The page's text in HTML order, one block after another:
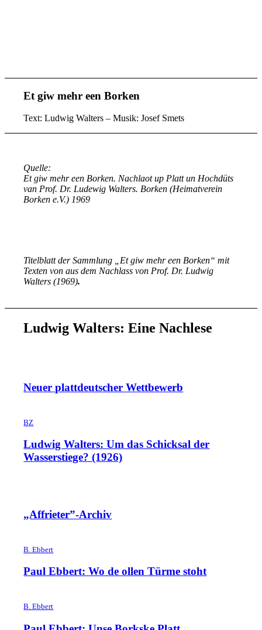
Et giw mehr een Borken
Text: Ludwig Walters – Musik: Josef Smets
Quelle:
Et giw mehr een Borken. Nachlaot up Platt un Hochdüts
van Prof. Dr. Ludewig Walters. Borken (Heimatverein
Borken e.V.) 1969
Titelblatt der Sammlung „Et giw mehr een Borken“ mit
Texten von aus dem Nachlass von Prof. Dr. Ludwig
Walters (1969).
Ludwig Walters: Eine Nachlese
Neuer plattdeutscher Wettbewerb
BZ
Ludwig Walters: Um das Schicksal der
Wasserstiege? (1926)
„Affrieter”-Archiv
B. Ebbert
Paul Ebbert: Wo de ollen Türme stoht
B. Ebbert